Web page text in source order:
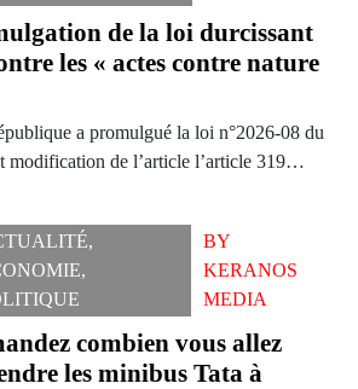
de la loi durcissant
les « actes contre nature
a promulgué la loi n°2026-08 du
modification de l’article l’article 319…
,
,
BY
KERANOS
MEDIA
combien vous allez
les minibus Tata à